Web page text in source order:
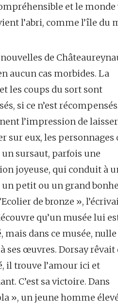
et le
l’abri, comme l’île
de
aucun cas morbides. La
les coups du sort sont
si ce n’est
l’impression de
sur eux, les personnages
sursaut, parfois une
joyeuse, qui conduit à
petit ou un grand
de bronze »,
qu’un musée lui
mais dans ce musée, nulle
ses œuvres. Dorsay rêvait
il trouve l’amour ici et
C’est sa victoire. Dans
», un jeune homme